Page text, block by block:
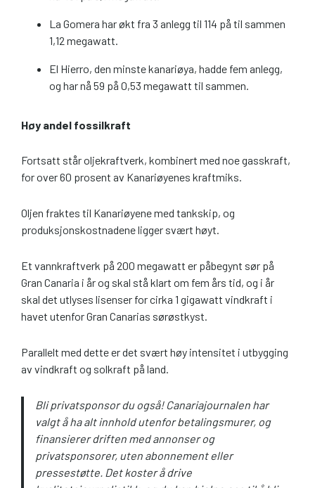
La Gomera har økt fra 3 anlegg til 114 på til sammen
1,12 megawatt.
El Hierro, den minste kanariøya, hadde fem anlegg,
og har nå 59 på 0,53 megawatt til sammen.
Høy andel fossilkraft
Fortsatt står oljekraftverk, kombinert med noe gasskraft,
for over 60 prosent av Kanariøyenes kraftmiks.
Oljen fraktes til Kanariøyene med tankskip, og
produksjonskostnadene ligger svært høyt.
Et vannkraftverk på 200 megawatt er påbegynt sør på
Gran Canaria i år og skal stå klart om fem års tid, og i år
skal det utlyses lisenser for cirka 1 gigawatt vindkraft i
havet utenfor Gran Canarias sørøstkyst.
Parallelt med dette er det svært høy intensitet i utbygging
av vindkraft og solkraft på land.
Bli privatsponsor du også! Canariajournalen har
valgt å ha alt innhold utenfor betalingsmurer, og
finansierer driften med annonser og
privatsponsorer, uten abonnement eller
pressestøtte. Det koster å drive